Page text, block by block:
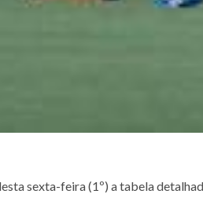
sexta-feira (1º) a tabela